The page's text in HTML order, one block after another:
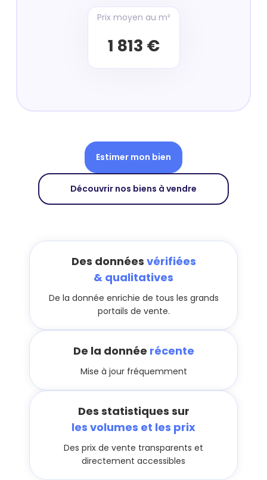
Prix moyen au m²
1 813 €
Estimer mon bien
Découvrir nos biens à vendre
Des données vérifiées
& qualitatives
De la donnée enrichie de tous les grands
portails de vente.
De la donnée récente
Mise à jour fréquemment
Des statistiques sur
les volumes et les prix
Des prix de vente transparents et
directement accessibles